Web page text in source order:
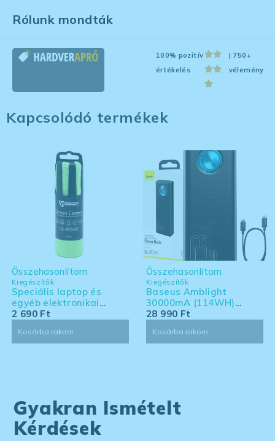
Rólunk mondták
100% pozitív
értékelés
| 750+
vélemény
Kapcsolódó termékek
Kiegészítők
Speciális laptop és
egyéb elektronikai
eszköz tisztító készlet -
Összehasonlítom
2 690 Ft
Kosárba rakom
Kiegészítők
Baseus Amblight
30000mA (114WH)
powerbank - Laptoppal
Összehasonlítom
28 990 Ft
Kosárba rakom
Gyakran Ismételt
Kérdések